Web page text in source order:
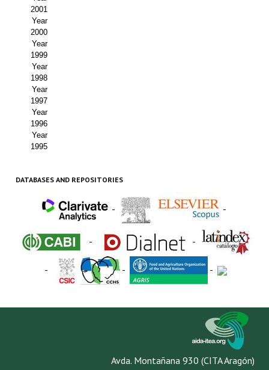
2001
Year
2000
Year
1999
Year
1998
Year
1997
Year
1996
Year
1995
DATABASES AND REPOSITORIES
- -
- -
- - -
Avda. Montañana 930 (CITA Aragón)